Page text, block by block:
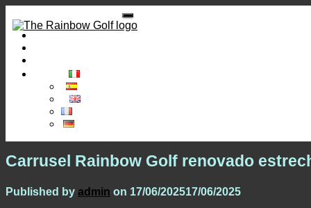
BENVENUTO
Carrusel Rainbow Golf renovado
Published by admin on 17/06/202517/06/2025